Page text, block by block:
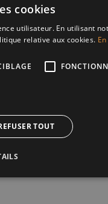
cookies
utilisateur. En utilisant
relative aux cookies.
TOUT